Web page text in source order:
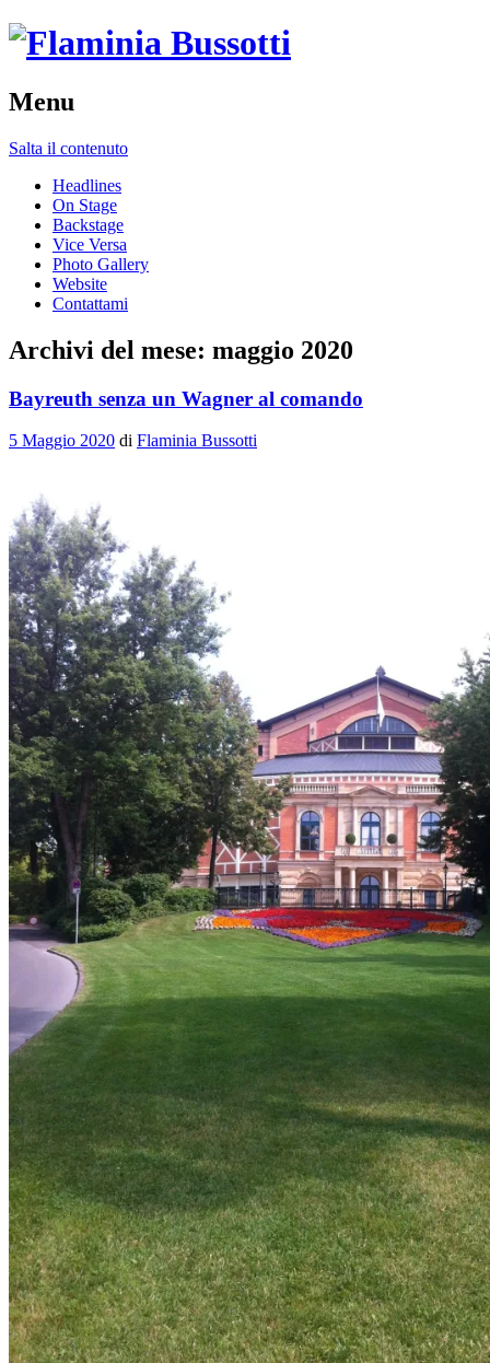
Menu
Salta il contenuto
Headlines
On Stage
Backstage
Vice Versa
Photo Gallery
Website
Contattami
Archivi del mese: maggio 2020
Bayreuth senza un Wagner al comando
5 Maggio 2020 di Flaminia Bussotti